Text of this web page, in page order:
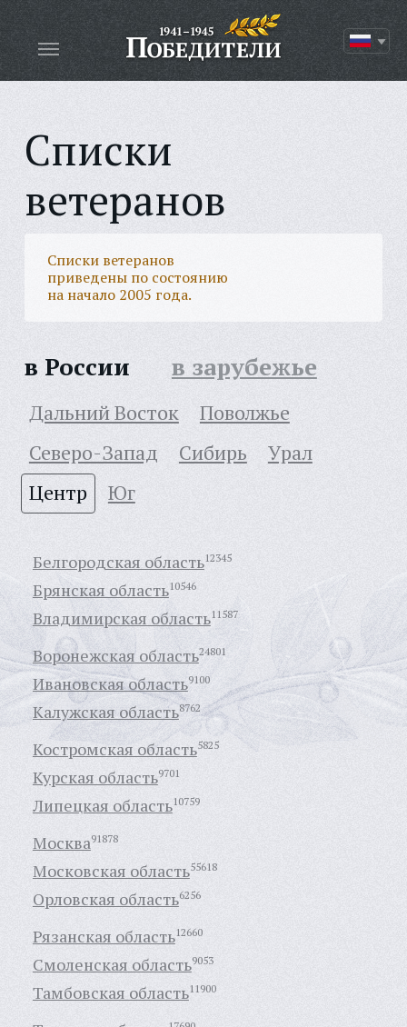
Списки
ветеранов
Списки ветеранов
приведены по состоянию
на начало 2005 года.
в России в зарубежье
Дальний Восток
Поволжье
Северо-Запад
Сибирь
Урал
Центр
Юг
Белгородская область12345
Брянская область10546
Владимирская область11587
Воронежская область24801
Ивановская область9100
Калужская область8762
Костромская область5825
Курская область9701
Липецкая область10759
Москва91878
Московская область55618
Орловская область6256
Рязанская область12660
Смоленская область9053
Тамбовская область11900